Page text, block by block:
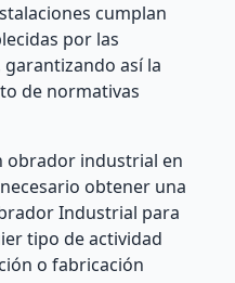
cumplan
por las
así la
de normativas
obrador industrial en
obtener una
Industrial para
tipo de actividad
o fabricación